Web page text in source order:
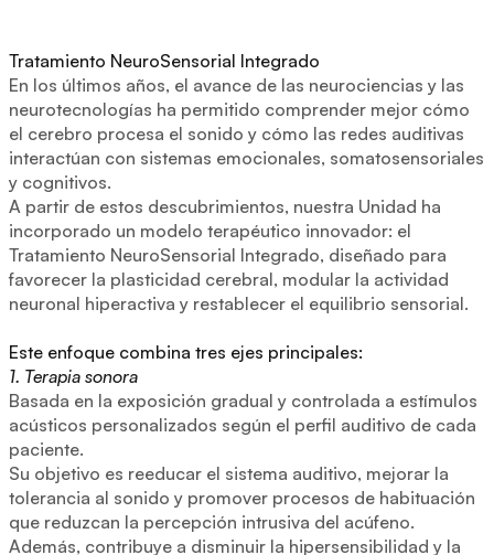
Tratamiento NeuroSensorial Integrado
En los últimos años, el avance de las neurociencias y las
neurotecnologías ha permitido comprender mejor cómo
el cerebro procesa el sonido y cómo las redes auditivas
interactúan con sistemas emocionales, somatosensoriales
y cognitivos.
A partir de estos descubrimientos, nuestra Unidad ha
incorporado un modelo terapéutico innovador: el
Tratamiento NeuroSensorial Integrado, diseñado para
favorecer la plasticidad cerebral, modular la actividad
neuronal hiperactiva y restablecer el equilibrio sensorial.
Este enfoque combina tres ejes principales:
1. Terapia sonora
Basada en la exposición gradual y controlada a estímulos
acústicos personalizados según el perfil auditivo de cada
paciente.
Su objetivo es reeducar el sistema auditivo, mejorar la
tolerancia al sonido y promover procesos de habituación
que reduzcan la percepción intrusiva del acúfeno.
Además, contribuye a disminuir la hipersensibilidad y la